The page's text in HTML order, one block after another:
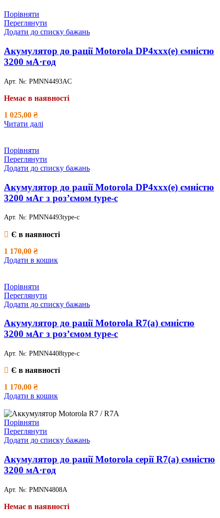
Порівняти
Переглянути
Додати до списку бажань
Акумулятор до рації Motorola DP4xxx(e) ємністю
3200 мА·год
Арт. №: PMNN4493AC
Немає в наявності
1 025,00 ₴
Читати далі
Порівняти
Переглянути
Додати до списку бажань
Акумулятор до рації Motorola DP4xxx(e) ємністю
3200 мАг з роз’ємом type-c
Арт. №: PMNN4493type-c
Є в наявності
1 170,00 ₴
Додати в кошик
Порівняти
Переглянути
Додати до списку бажань
Акумулятор до рації Motorola R7(a) ємністю
3200 мАг з роз’ємом type-c
Арт. №: PMNN4408type-c
Є в наявності
1 170,00 ₴
Додати в кошик
Порівняти
Переглянути
Додати до списку бажань
Акумулятор до рації Motorola серії R7(a) ємністю
3200 мА·год
Арт. №: PMNN4808A
Немає в наявності